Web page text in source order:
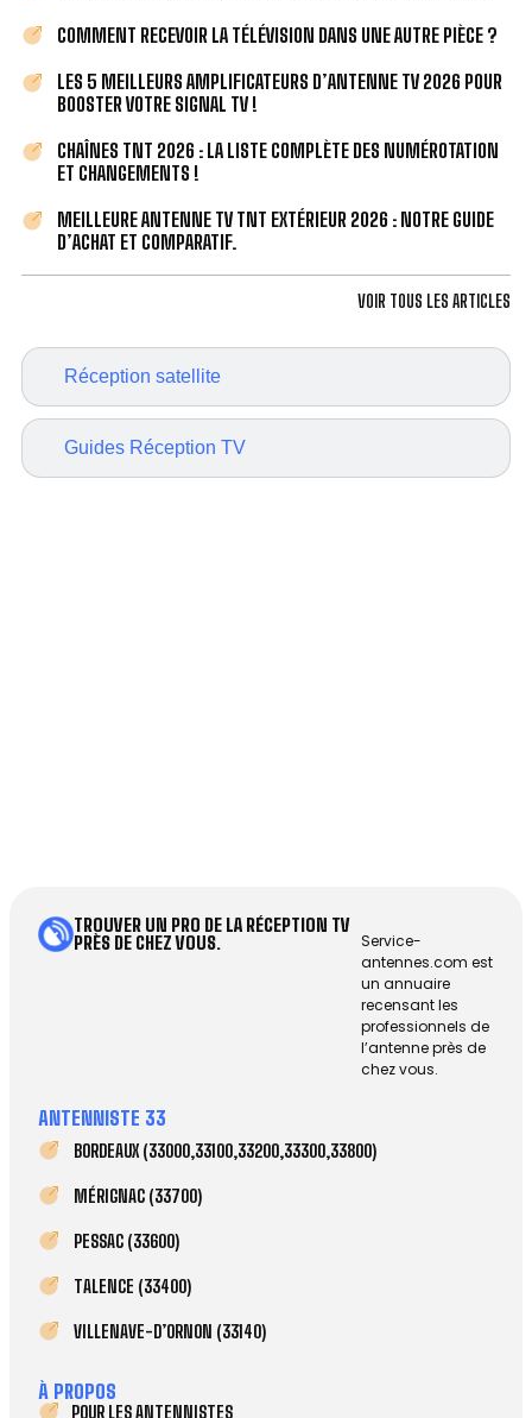
Réception satellite
Guides Réception TV
COMMENT RECEVOIR LA TÉLÉVISION DANS UNE AUTRE PIÈCE ?
LES 5 MEILLEURS AMPLIFICATEURS D’ANTENNE TV 2026 POUR
BOOSTER VOTRE SIGNAL TV !
CHAÎNES TNT 2026 : LA LISTE COMPLÈTE DES NUMÉROTATION
ET CHANGEMENTS !
MEILLEURE ANTENNE TV TNT EXTÉRIEUR 2026 : NOTRE GUIDE
D’ACHAT ET COMPARATIF.
VOIR TOUS LES ARTICLES
TROUVER UN PRO DE LA RÉCEPTION TV
PRÈS DE CHEZ VOUS.
Service-
antennes.com est
un annuaire
recensant les
professionnels de
l’antenne près de
chez vous.
ANTENNISTE 33
BORDEAUX (33000,33100,33200,33300,33800)
MÉRIGNAC (33700)
PESSAC (33600)
TALENCE (33400)
VILLENAVE-D’ORNON (33140)
À PROPOS
POUR LES ANTENNISTES